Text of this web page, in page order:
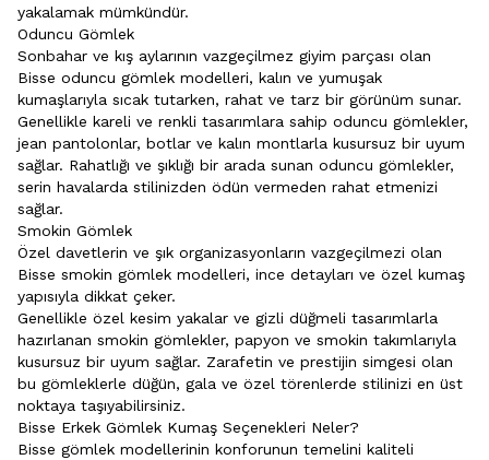
yakalamak mümkündür.
Oduncu Gömlek
Sonbahar ve kış aylarının vazgeçilmez giyim parçası olan
Bisse oduncu gömlek modelleri, kalın ve yumuşak
kumaşlarıyla sıcak tutarken, rahat ve tarz bir görünüm sunar.
Genellikle kareli ve renkli tasarımlara sahip oduncu gömlekler,
jean pantolonlar, botlar ve kalın montlarla kusursuz bir uyum
sağlar. Rahatlığı ve şıklığı bir arada sunan oduncu gömlekler,
serin havalarda stilinizden ödün vermeden rahat etmenizi
sağlar.
Smokin Gömlek
Özel davetlerin ve şık organizasyonların vazgeçilmezi olan
Bisse smokin gömlek modelleri, ince detayları ve özel kumaş
yapısıyla dikkat çeker.
Genellikle özel kesim yakalar ve gizli düğmeli tasarımlarla
hazırlanan smokin gömlekler, papyon ve smokin takımlarıyla
kusursuz bir uyum sağlar. Zarafetin ve prestijin simgesi olan
bu gömleklerle düğün, gala ve özel törenlerde stilinizi en üst
noktaya taşıyabilirsiniz.
Bisse Erkek Gömlek Kumaş Seçenekleri Neler?
Bisse gömlek modellerinin konforunun temelini kaliteli